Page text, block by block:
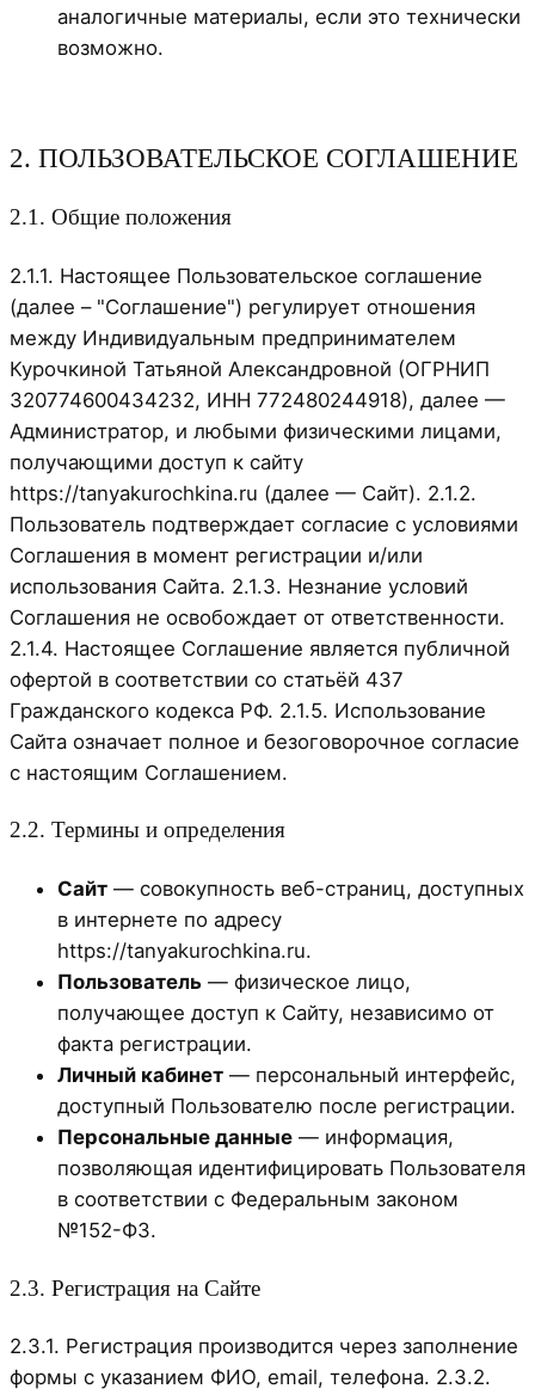
аналогичные материалы, если это технически
возможно.
2. ПОЛЬЗОВАТЕЛЬСКОЕ СОГЛАШЕНИЕ
2.1. Общие положения
2.1.1. Настоящее Пользовательское соглашение
(далее – "Соглашение") регулирует отношения
между Индивидуальным предпринимателем
Курочкиной Татьяной Александровной (ОГРНИП
320774600434232, ИНН 772480244918), далее —
Администратор, и любыми физическими лицами,
получающими доступ к сайту
https://tanyakurochkina.ru (далее — Сайт). 2.1.2.
Пользователь подтверждает согласие с условиями
Соглашения в момент регистрации и/или
использования Сайта. 2.1.3. Незнание условий
Соглашения не освобождает от ответственности.
2.1.4. Настоящее Соглашение является публичной
офертой в соответствии со статьёй 437
Гражданского кодекса РФ. 2.1.5. Использование
Сайта означает полное и безоговорочное согласие
с настоящим Соглашением.
2.2. Термины и определения
Сайт — совокупность веб-страниц, доступных
в интернете по адресу
https://tanyakurochkina.ru.
Пользователь — физическое лицо,
получающее доступ к Сайту, независимо от
факта регистрации.
Личный кабинет — персональный интерфейс,
доступный Пользователю после регистрации.
Персональные данные — информация,
позволяющая идентифицировать Пользователя
в соответствии с Федеральным законом
№152-ФЗ.
2.3. Регистрация на Сайте
2.3.1. Регистрация производится через заполнение
формы с указанием ФИО, email, телефона. 2.3.2.